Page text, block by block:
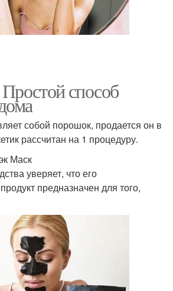
способ
собой порошок, продается он в
рассчитан на 1 процедуру.
Маск
уверяет, что его
предназначен для того,